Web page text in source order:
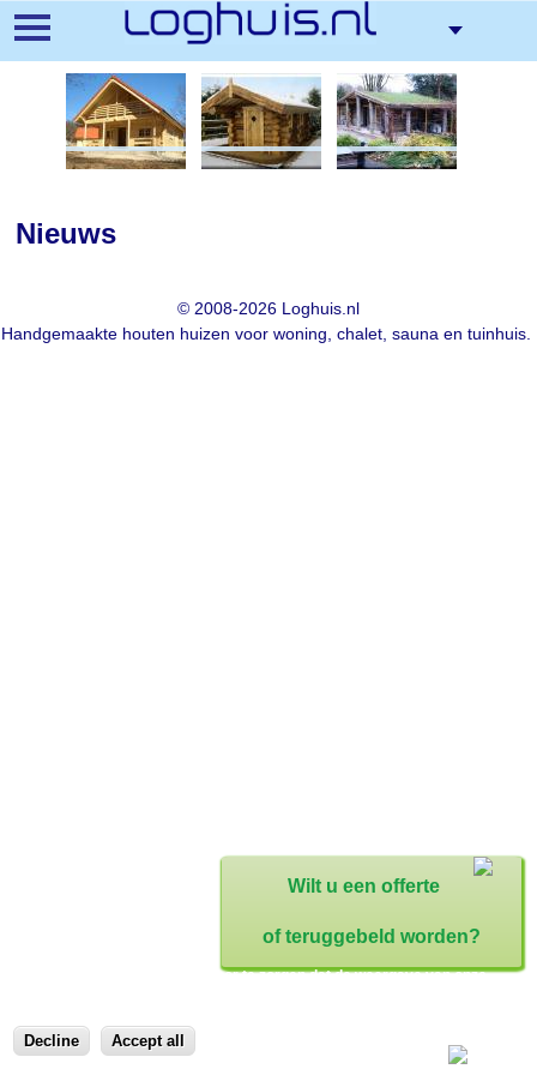
Direkt
zum
Inhalt
Chalets Saunen Gartenhaus
Nieuws
© 2008-2026 Loghuis.nl
Handgemaakte houten huizen voor woning, chalet, sauna en tuinhuis.
Wilt u een offerte
of teruggebeld worden?
We gebruiken cookies om ervoor te zorgen dat de weergave van onze
Decline Accept all